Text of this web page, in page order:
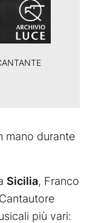
mano durante
Sicilia, Franco
più vari: